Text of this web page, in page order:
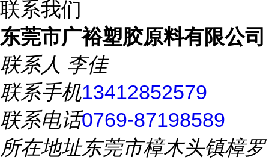
联系我们
东莞市广裕塑胶原料有限公司
联系人 李佳
联系手机13412852579
联系电话0769-87198589
所在地址东莞市樟木头镇樟罗